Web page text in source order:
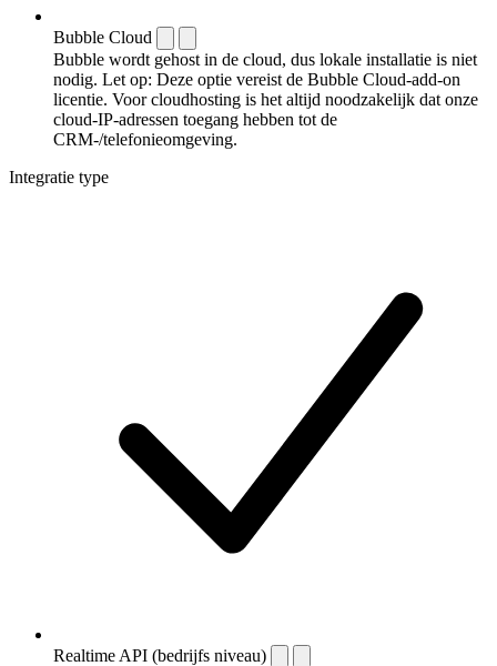
Bubble Cloud
Bubble wordt gehost in de cloud, dus lokale installatie is niet
nodig. Let op: Deze optie vereist de Bubble Cloud-add-on
licentie. Voor cloudhosting is het altijd noodzakelijk dat onze
cloud-IP-adressen toegang hebben tot de
CRM-/telefonieomgeving.
Integratie type
Realtime API (bedrijfs niveau)